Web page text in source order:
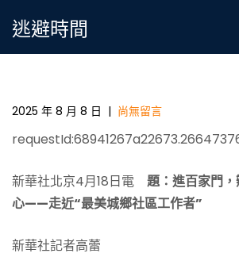
逃避時間
進百家門，辦一包養心得百家事
2025 年 8 月 8 日 | 尚無留言
新華社北京4月18日電 題：進百家門
心——走近“最美城鄉社區工作者”
新華社記者高蕾